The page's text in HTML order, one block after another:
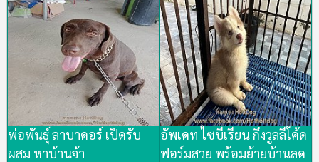
พ่อพันธุ์ ลาบาดอร์ เปิดรับ
ผสม หาบ้านจ้า
อัพเดท ไซบีเรียน กึ่งวูลลี่โค้ด
ฟอร์มสวย พร้อมย้ายบ้านลด